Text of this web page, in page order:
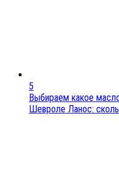
5
Выбираем какое
Шевроле Ланос: